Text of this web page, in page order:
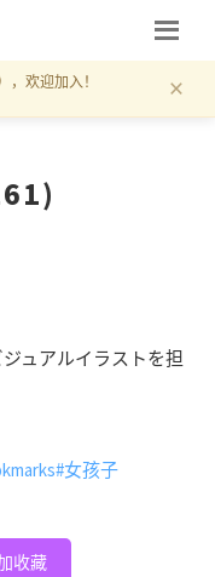
，欢迎加入！ ×
ュアルイラストを担
#女孩子
收藏